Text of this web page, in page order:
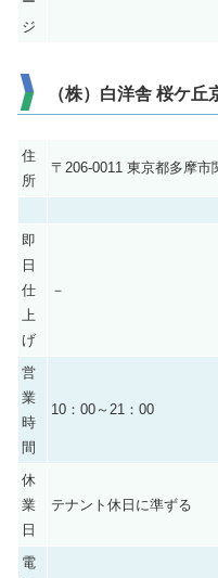
ジ
（株）白洋舎 桜ケ丘
住
所
〒206-0011 東京都多摩
即
日
仕
上
げ
－
営
業
時
間
10：00～21：00
休
業
日
テナント休日に準ずる
電